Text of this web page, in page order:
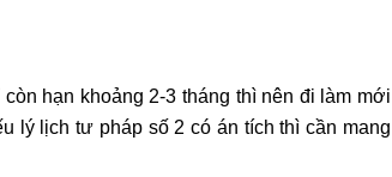
hạn khoảng 2-3 tháng thì nên đi làm mới
lý lịch tư pháp số 2 có án tích thì cần mang